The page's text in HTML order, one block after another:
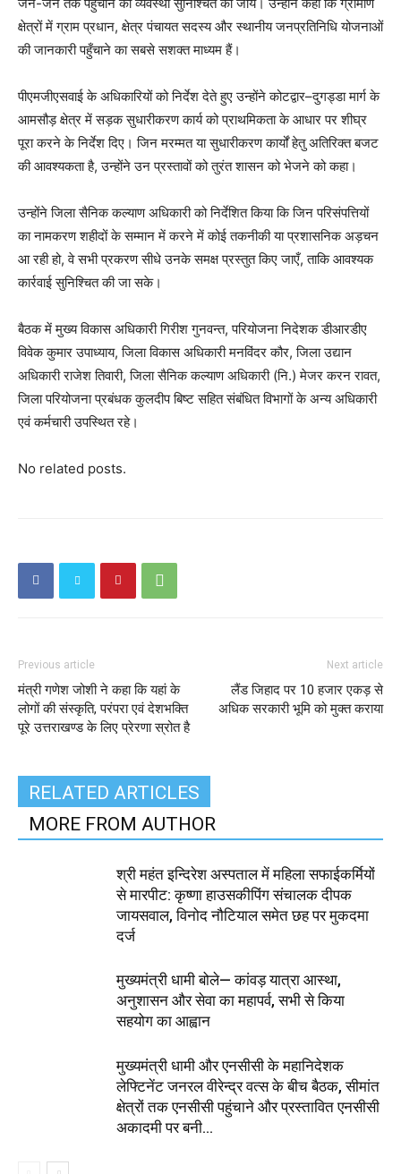
क्षेत्रों में ग्राम प्रधान, क्षेत्र पंचायत सदस्य और स्थानीय जनप्रतिनिधि योजनाओं
की जानकारी पहुँचाने का सबसे सशक्त माध्यम हैं।
पीएमजीएसवाई के अधिकारियों को निर्देश देते हुए उन्होंने कोटद्वार–दुगड्डा मार्ग के
आमसौड़ क्षेत्र में सड़क सुधारीकरण कार्य को प्राथमिकता के आधार पर शीघ्र
पूरा करने के निर्देश दिए। जिन मरम्मत या सुधारीकरण कार्यों हेतु अतिरिक्त बजट
की आवश्यकता है, उन्होंने उन प्रस्तावों को तुरंत शासन को भेजने को कहा।
उन्होंने जिला सैनिक कल्याण अधिकारी को निर्देशित किया कि जिन परिसंपत्तियों
का नामकरण शहीदों के सम्मान में करने में कोई तकनीकी या प्रशासनिक अड़चन
आ रही हो, वे सभी प्रकरण सीधे उनके समक्ष प्रस्तुत किए जाएँ, ताकि आवश्यक
कार्रवाई सुनिश्चित की जा सके।
बैठक में मुख्य विकास अधिकारी गिरीश गुनवन्त, परियोजना निदेशक डीआरडीए
विवेक कुमार उपाध्याय, जिला विकास अधिकारी मनविंदर कौर, जिला उद्यान
अधिकारी राजेश तिवारी, जिला सैनिक कल्याण अधिकारी (नि.) मेजर करन रावत,
जिला परियोजना प्रबंधक कुलदीप बिष्ट सहित संबंधित विभागों के अन्य अधिकारी
एवं कर्मचारी उपस्थित रहे।
No related posts.
Previous article
मंत्री गणेश जोशी ने कहा कि यहां के
लोगों की संस्कृति, परंपरा एवं देशभक्ति
पूरे उत्तराखण्ड के लिए प्रेरणा स्रोत है
Next article
लैंड जिहाद पर 10 हजार एकड़ से
अधिक सरकारी भूमि को मुक्त कराया
RELATED ARTICLES
MORE FROM AUTHOR
श्री महंत इन्दिरेश अस्पताल में महिला सफाईकर्मियों
से मारपीट: कृष्णा हाउसकीपिंग संचालक दीपक
जायसवाल, विनोद नौटियाल समेत छह पर मुकदमा
दर्ज
मुख्यमंत्री धामी बोले— कांवड़ यात्रा आस्था,
अनुशासन और सेवा का महापर्व, सभी से किया
सहयोग का आह्वान
मुख्यमंत्री धामी और एनसीसी के महानिदेशक
लेफ्टिनेंट जनरल वीरेन्द्र वत्स के बीच बैठक, सीमांत
क्षेत्रों तक एनसीसी पहुंचाने और प्रस्तावित एनसीसी
अकादमी पर बनी...